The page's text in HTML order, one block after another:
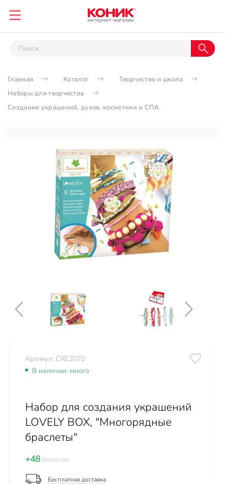
Главная Каталог
Творчество и школа
Наборы для творчества
Создание украшений, духов, косметики и СПА
Артикул: CRE2070
В наличии: много
Набор для создания украшений
LOVELY BOX, "Многорядные
браслеты"
+48 бонусов
Бесплатная доставка